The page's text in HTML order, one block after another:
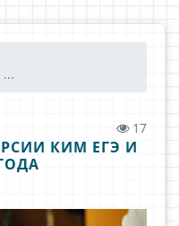
17
КИМ ЕГЭ И